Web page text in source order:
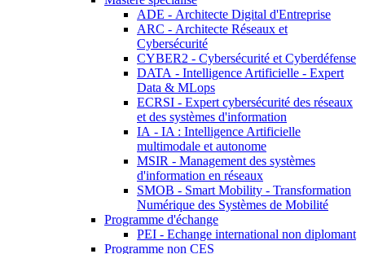
ADE - Architecte Digital d'Entreprise
ARC - Architecte Réseaux et
Cybersécurité
CYBER2 - Cybersécurité et Cyberdéfense
DATA - Intelligence Artificielle - Expert
Data & MLops
ECRSI - Expert cybersécurité des réseaux
et des systèmes d'information
IA - IA : Intelligence Artificielle
multimodale et autonome
MSIR - Management des systèmes
d'information en réseaux
SMOB - Smart Mobility - Transformation
Numérique des Systèmes de Mobilité
Programme d'échange
PEI - Echange international non diplomant
Programme non CES